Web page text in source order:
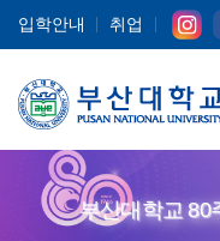
입학안내 취업
부산대학교 80